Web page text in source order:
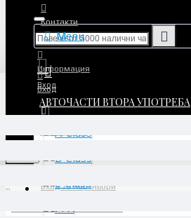
Контакти
Информация
Вход за партньори
Вход
Menu
АВТОЧАСТИ ВТОРА УПОТРЕБА
Вход